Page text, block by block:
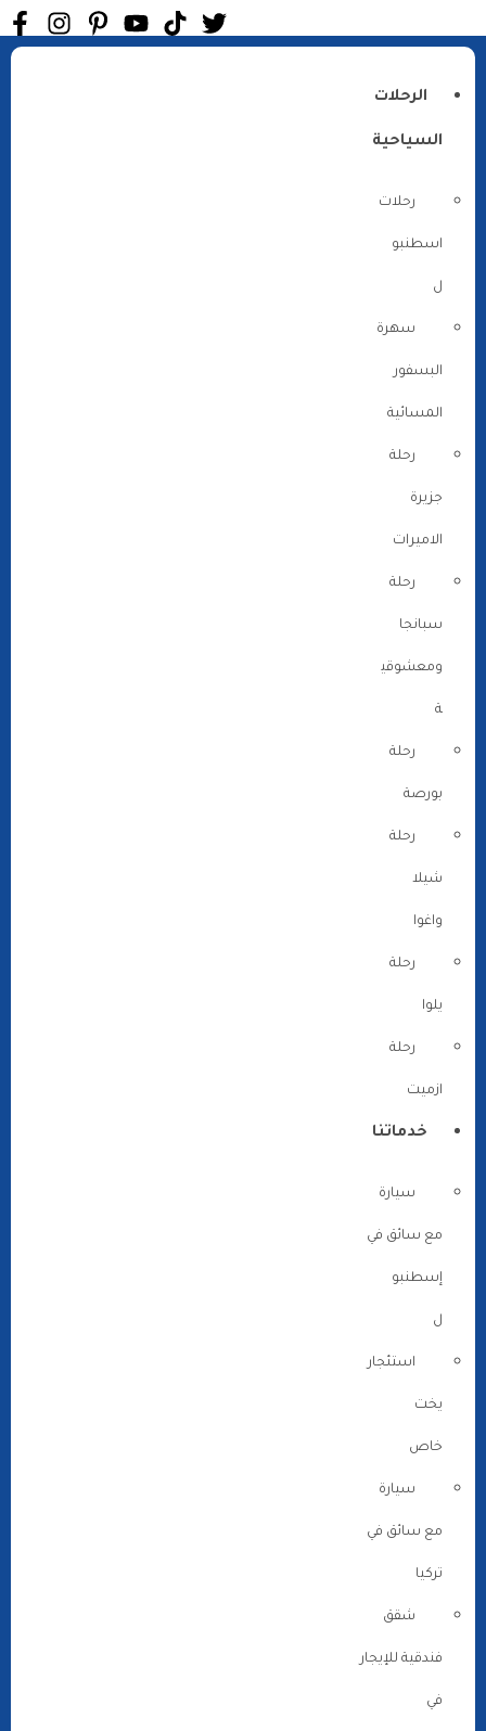
الرحلات
السياحية
رحلات
اسطنبو
ل
سهرة
البسفور
المسائية
رحلة
جزيرة
الاميرات
رحلة
سبانجا
ومعشوقي
ة
رحلة
بورصة
رحلة
شيلا
واغوا
رحلة
يلوا
رحلة
ازميت
خدماتنا
سيارة
مع سائق في
إسطنبو
ل
استئجار
يخت
خاص
سيارة
مع سائق في
تركيا
شقق
فندقية للإيجار
في